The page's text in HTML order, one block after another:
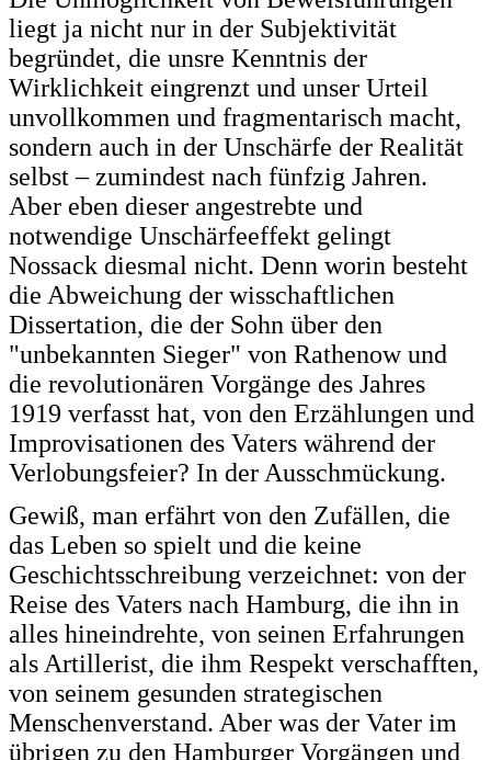
liegt ja nicht nur in der Subjektivität
begründet, die unsre Kenntnis der
Wirklichkeit eingrenzt und unser Urteil
unvollkommen und fragmentarisch macht,
sondern auch in der Unschärfe der Realität
selbst – zumindest nach fünfzig Jahren.
Aber eben dieser angestrebte und
notwendige Unschärfeeffekt gelingt
Nossack diesmal nicht. Denn worin besteht
die Abweichung der wisschaftlichen
Dissertation, die der Sohn über den
"unbekannten Sieger" von Rathenow und
die revolutionären Vorgänge des Jahres
1919 verfasst hat, von den Erzählungen und
Improvisationen des Vaters während der
Verlobungsfeier? In der Ausschmückung.
Gewiß, man erfährt von den Zufällen, die
das Leben so spielt und die keine
Geschichtsschreibung verzeichnet: von der
Reise des Vaters nach Hamburg, die ihn in
alles hineindrehte, von seinen Erfahrungen
als Artillerist, die ihm Respekt verschafften,
von seinem gesunden strategischen
Menschenverstand. Aber was der Vater im
übrigen zu den Hamburger Vorgängen und